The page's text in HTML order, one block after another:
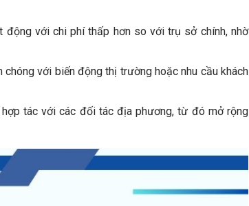
với chi phí thấp hơn so với trụ sở chính, nhờ
chóng với biến động thị trường hoặc nhu cầu khách
tác với các đối tác địa phương, từ đó mở rộng